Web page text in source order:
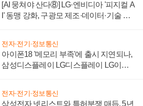
[AI 뭉쳐야 산다⑧] LG·엔비디아 '피지컬 A
I' 동맹 강화, 구광모 제조·데이터·기술 결
전자·전기·정보통신
아이폰18 '메모리 부족'에 출시 지연되나,
삼성디스플레이 LG디스플레이 LG이노
전자·전기·정보통신
삼성전자 넷리스트와 특허분쟁 매듭, 5년